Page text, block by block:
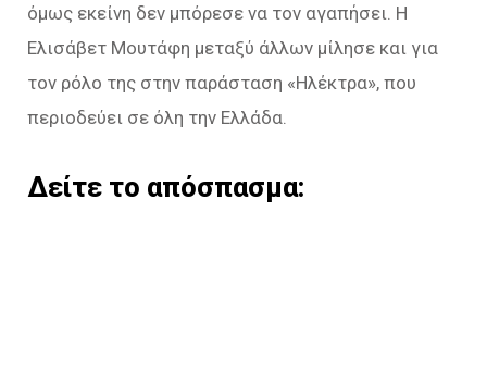
όμως εκείνη δεν μπόρεσε να τον αγαπήσει. Η
Ελισάβετ Μουτάφη μεταξύ άλλων μίλησε και για
τον ρόλο της στην παράσταση «Ηλέκτρα», που
περιοδεύει σε όλη την Ελλάδα.
Δείτε το απόσπασμα: